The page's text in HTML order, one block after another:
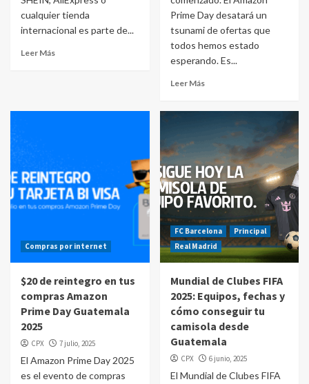
cualquier tienda
internacional es parte de...
Leer Más
Prime Day desatará un
tsunami de ofertas que
todos hemos estado
esperando. Es...
Leer Más
Compras por internet
$20 de reintegro en tus
compras Amazon
Prime Day Guatemala
2025
CPX 7 julio, 2025
El Amazon Prime Day 2025
es el evento de compras
FC Barcelona
Principal
Real Madrid
Mundial de Clubes FIFA
2025: Equipos, fechas y
cómo conseguir tu
camisola desde
Guatemala
CPX 6 junio, 2025
El Mundial de Clubes FIFA